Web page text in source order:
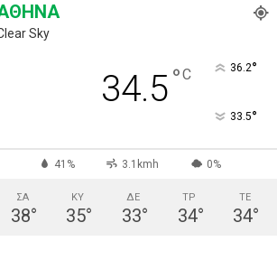
Sky
34.5°C 36.2°
33.5°
41% 3.1kmh 0%
ΣΑ
38°
ΚΥ
35°
ΔΕ
33°
ΤΡ
34°
ΤΕ
34°